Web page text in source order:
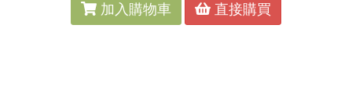
加入購物車 直接購買